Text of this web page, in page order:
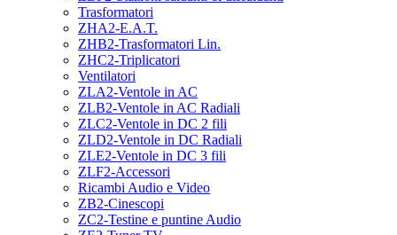
Trasformatori
ZHA2-E.A.T.
ZHB2-Trasformatori Lin.
ZHC2-Triplicatori
Ventilatori
ZLA2-Ventole in AC
ZLB2-Ventole in AC Radiali
ZLC2-Ventole in DC 2 fili
ZLD2-Ventole in DC Radiali
ZLE2-Ventole in DC 3 fili
ZLF2-Accessori
Ricambi Audio e Video
ZB2-Cinescopi
ZC2-Testine e puntine Audio